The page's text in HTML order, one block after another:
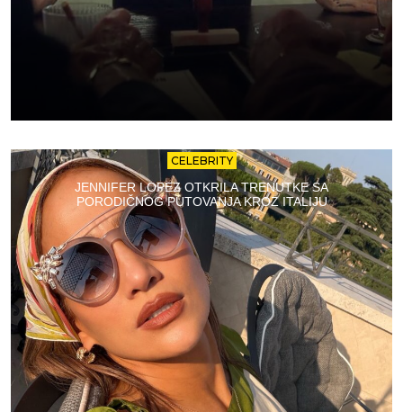
CELEBRITY
JENNIFER LOPEZ OTKRILA TRENUTKE SA
PORODIČNOG PUTOVANJA KROZ ITALIJU